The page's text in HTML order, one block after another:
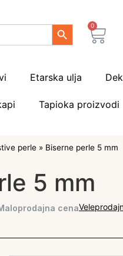
Search Button
0
Etarska ulja
Tapioka proizvodi
perle » Biserne perle 5 mm
5 mm
cena